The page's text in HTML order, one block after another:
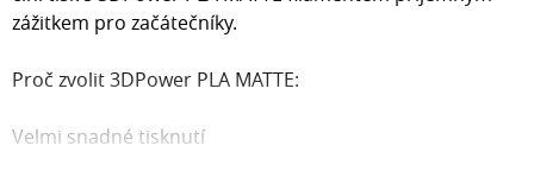
zážitkem pro začátečníky.
Proč zvolit 3DPower PLA MATTE:
Velmi snadné tisknutí